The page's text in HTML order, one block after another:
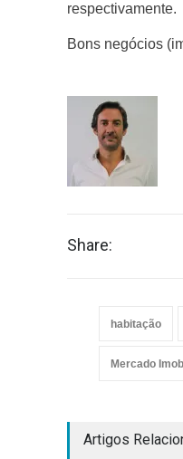
respectivamente.
Bons negócios
Share:
habitação
Mercado
Artigos